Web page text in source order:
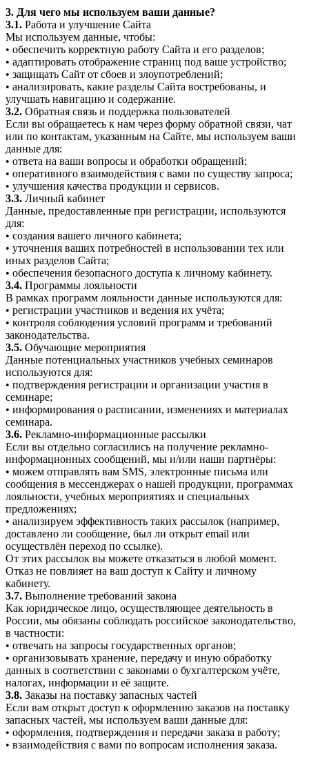
3. Для чего мы используем ваши данные?
3.1. Работа и улучшение Сайта
Мы используем данные, чтобы:
• обеспечить корректную работу Сайта и его разделов;
• адаптировать отображение страниц под ваше устройство;
• защищать Сайт от сбоев и злоупотреблений;
• анализировать, какие разделы Сайта востребованы, и
улучшать навигацию и содержание.
3.2. Обратная связь и поддержка пользователей
Если вы обращаетесь к нам через форму обратной связи, чат
или по контактам, указанным на Сайте, мы используем ваши
данные для:
• ответа на ваши вопросы и обработки обращений;
• оперативного взаимодействия с вами по существу запроса;
• улучшения качества продукции и сервисов.
3.3. Личный кабинет
Данные, предоставленные при регистрации, используются
для:
• создания вашего личного кабинета;
• уточнения ваших потребностей в использовании тех или
иных разделов Сайта;
• обеспечения безопасного доступа к личному кабинету.
3.4. Программы лояльности
В рамках программ лояльности данные используются для:
• регистрации участников и ведения их учёта;
• контроля соблюдения условий программ и требований
законодательства.
3.5. Обучающие мероприятия
Данные потенциальных участников учебных семинаров
используются для:
• подтверждения регистрации и организации участия в
семинаре;
• информирования о расписании, изменениях и материалах
семинара.
3.6. Рекламно-информационные рассылки
Если вы отдельно согласились на получение рекламно-
информационных сообщений, мы и/или наши партнёры:
• можем отправлять вам SMS, электронные письма или
сообщения в мессенджерах о нашей продукции, программах
лояльности, учебных мероприятиях и специальных
предложениях;
• анализируем эффективность таких рассылок (например,
доставлено ли сообщение, был ли открыт email или
осуществлён переход по ссылке).
От этих рассылок вы можете отказаться в любой момент.
Отказ не повлияет на ваш доступ к Сайту и личному
кабинету.
3.7. Выполнение требований закона
Как юридическое лицо, осуществляющее деятельность в
России, мы обязаны соблюдать российское законодательство,
в частности:
• отвечать на запросы государственных органов;
• организовывать хранение, передачу и иную обработку
данных в соответствии с законами о бухгалтерском учёте,
налогах, информации и её защите.
3.8. Заказы на поставку запасных частей
Если вам открыт доступ к оформлению заказов на поставку
запасных частей, мы используем ваши данные для:
• оформления, подтверждения и передачи заказа в работу;
• взаимодействия с вами по вопросам исполнения заказа.